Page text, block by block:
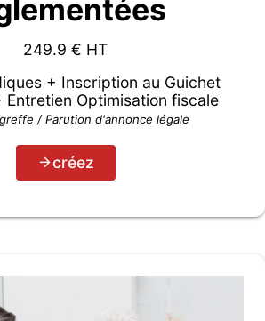
249.9 € HT
+ Inscription au Guichet
Entretien Optimisation fiscale
/ Parution d'annonce légale
créez